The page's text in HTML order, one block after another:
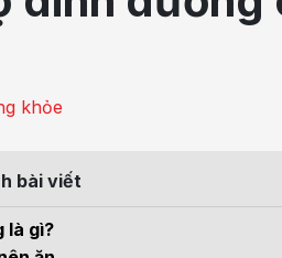
Tầm soát ung thư
Điện quang can thiệp
Da
khỏe
bài viết
là gì?